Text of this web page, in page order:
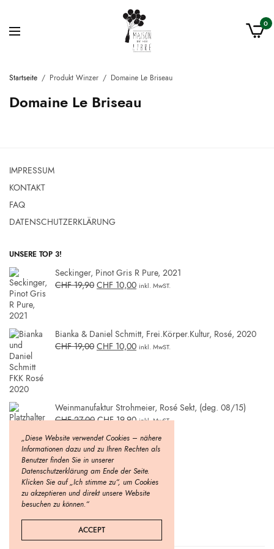
0
Startseite / Produkt Winzer / Domaine Le Briseau
Domaine Le Briseau
IMPRESSUM
KONTAKT
FAQ
DATENSCHUTZERKLÄRUNG
UNSERE TOP 3!
Seckinger, Pinot Gris R Pure, 2021
CHF19,90 CHF 10,00 inkl. MwST.
Bianka & Daniel Schmitt, Frei.Körper.Kultur, Rosé, 2020
CHF19,00 CHF 10,00 inkl. MwST.
Weinmanufaktur Strohmeier, Rosé Sekt, (deg. 08/15)
CHF27,00 CHF19,90 inkl. MwST.
„Diese Website verwendet Cookies – nähere
Informationen dazu und zu Ihren Rechten als
Benutzer finden Sie in unserer
Datenschutzerklärung am Ende der Seite.
Klicken Sie auf „Ich stimme zu“, um Cookies
zu akzeptieren und direkt unsere Website
besuchen zu können.“
ACCEPT